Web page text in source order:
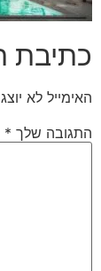
כתיבת
האימייל לא
התגובה שלך *